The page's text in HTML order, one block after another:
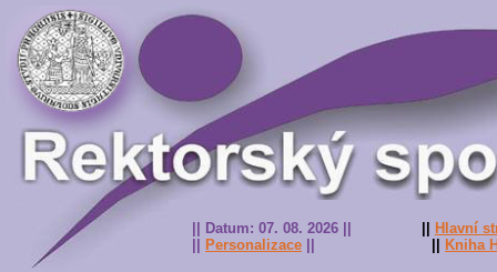
|| Datum: 07. 08. 2026 ||
Personalizace
Hlavní
Kniha